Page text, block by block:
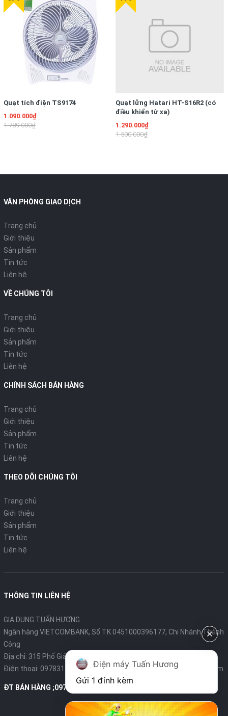
Quạt tích điện TS9174
1.090.000₫
1.789.000₫
Quạt lửng Hatari HT-S16R2 (có
điều khiển từ xa)
1.290.000₫
1.500.000₫
VĂN PHÒNG GIAO DỊCH
Trang chủ
Giới thiệu
Sản phẩm
Tin tức
Liên hệ
VỀ CHÚNG TÔI
Trang chủ
Giới thiệu
Sản phẩm
Tin tức
Liên hệ
CHÍNH SÁCH BÁN HÀNG
Trang chủ
Giới thiệu
Sản phẩm
Tin tức
Liên hệ
THEO DÕI CHÚNG TÔI
Trang chủ
Giới thiệu
Sản phẩm
Tin tức
Liên hệ
THÔNG TIN LIÊN HỆ
GIA DỤNG TUẤN HƯƠNG
Ngân hàng VIETCOMBANK, Số TK 0451000396177, Chi Nhánh Thành
Công
Địa chỉ: 315 Phố Giảng Võ - Ba Đình - Hà Nội
Điện thoại: 0978319375- Email:diengiadungtuanhuong@gmail.com
ĐT BÁN HÀNG ;0978319375
Điện máy Tuấn Hương
Gửi 1 đính kèm